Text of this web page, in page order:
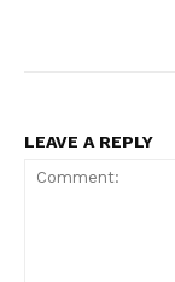
LEAVE A REPLY